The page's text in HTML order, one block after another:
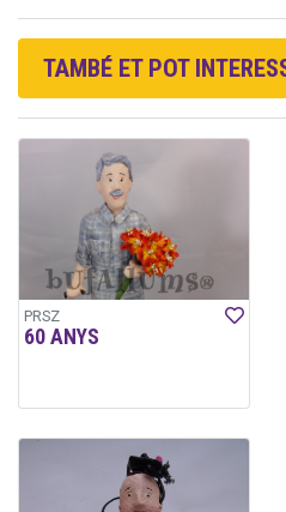
TAMBÉ ET POT
PRSZ
60 ANYS